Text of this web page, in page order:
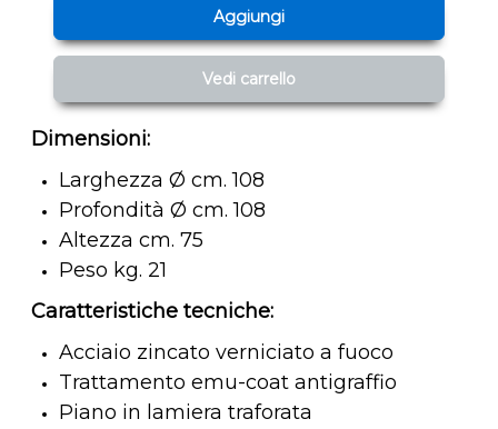
Aggiungi
Vedi carrello
Dimensioni:
Larghezza Ø cm. 108
Profondità Ø cm. 108
Altezza cm. 75
Peso kg. 21
Caratteristiche tecniche:
Acciaio zincato verniciato a fuoco
Trattamento emu-coat antigraffio
Piano in lamiera traforata